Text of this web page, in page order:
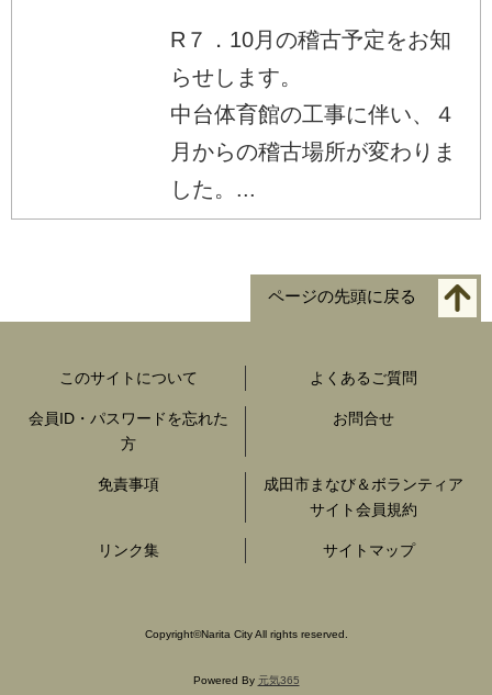
R７．10月の稽古予定をお知
らせします。
中台体育館の工事に伴い、４
月からの稽古場所が変わりま
した。...
ページの先頭に戻る
このサイトについて よくあるご質問
会員ID・パスワードを忘れた
方
お問合せ
免責事項
成田市まなび＆ボランティア
サイト会員規約
リンク集 サイトマップ
Copyright©Narita City All rights reserved.
Powered By 元気365